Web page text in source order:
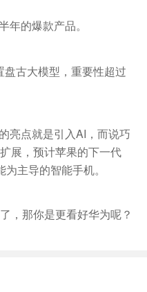
年的爆款产品。
亮点就是引入AI，而说巧
展，预计苹果的下一代
主导的智能手机。
，那你是更看好华为呢？